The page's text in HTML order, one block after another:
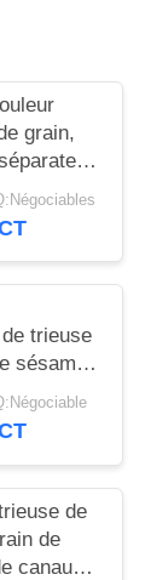
grain,
trieuse
sésame
de
de
canaux